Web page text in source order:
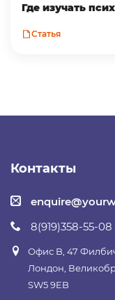
Где изучать
Статья
Контакты
8(919)358-55-08
Офис B, 47
Лондон,
SW5 9EB